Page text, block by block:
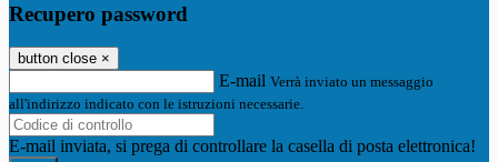
Recupero password
button close ×
E-mail Verrà inviato un messaggio
all'indirizzo indicato con le istruzioni necessarie.
E-mail inviata, si prega di controllare la casella di posta elettronica!